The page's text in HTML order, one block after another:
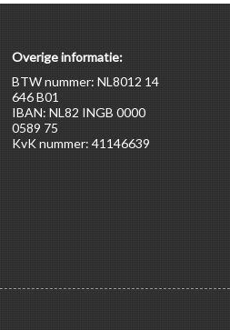
Overige informatie:
BTW nummer: NL8012 14
646 B01
IBAN: NL82 INGB 0000
0589 75
KvK nummer: 41146639